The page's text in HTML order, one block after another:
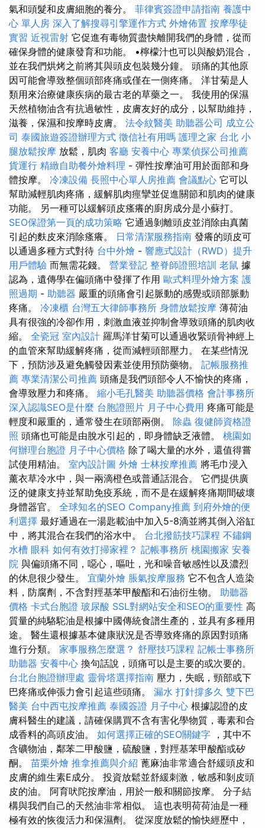
氣和頭髮和皮膚細胞的養分。 菲律賓簽證申請指南 養護中
心 單人房 深入了解搜尋引擎運作方式 外燴佈置 按摩學徒
實習 近視雷射 它促進有毒物質盡快離開我們的身體，從而
確保身體的健康發育和功能。 •檸檬汁也可以與酸奶混合，
並在我們烘烤之前將其與頭皮包裝幾分鐘。 頭痛的其他原
因可能會導致整個頭部疼痛或僅在一側疼痛。 洋甘菊是人
類用來治療健康疾病的最古老的草藥之一。 我使用的保濕
天然植物油含有抗過敏性，皮膚友好的成分，以幫助維持，
滋養，保濕和按摩時皮膚。 法令紋醫美 助聽器公司 成立公
司 泰國旅遊簽證辦理方式 徵信社有用嗎 護理之家 台北 小
腿放鬆按摩 放鬆，肌肉 客廳 安養中心 專業偵探公司推薦
貨運行 精緻自助餐外燴料理 - 彈性按摩油可用於面部和身
體按摩。 冷凍設備 長照中心單人房推薦 會議點心 它可以
幫助減輕肌肉疼痛，緩解肌肉痙攣並促進關節和肌肉的健康
功能。 另一種可以緩解頭皮瘙癢的廚房成分是小蘇打。
SEO保證第一頁的成功策略 它通過剝離頭皮並消除由真菌
引起的麩皮來消除瘙癢。 日常清潔服務指南 發癢的頭皮可
以通過多種方式對待 台中外燴 - 響應式設計（RWD）提升
用戶體驗 而無需花錢。 營業登記 整脊師證照培訓 老鼠 據
認為，遺傳學在偏頭痛中發揮了作用 歐式料理外燴方案 護
照過期 - 助聽器 嚴重的頭痛會引起脈動的感覺或頭部脈動
疼痛。 冷凍櫃 台灣五大律師事務所 身體放鬆按摩 薄荷油
具有很強的冷卻作用，刺激血液並抑制會導致頭痛的肌肉收
縮。 全瓷冠 室內設計 羅馬洋甘菊可以通過收緊頭骨神經上
的血管來幫助緩解疼痛，從而減輕頭部壓力。 在某些情況
下，預防涉及避免觸發因素並使用預防藥物。 記帳服務推
薦 專業清潔公司推薦 頭痛是我們頭部令人不愉快的疼痛，
會導致壓力和疼痛。 縮小毛孔醫美 助聽器價格 會計事務所
深入認識SEO是什麼 台胞證照片 月子中心費用 疼痛可能是
輕度和嚴重的，通常發生在頭部兩側。 除蟲 復健師資格證
照 頭痛也可能是由脫水引起的，即身體缺乏液體。 桃園如
何辦理台胞證 月子中心價格 除了喝大量的水外，還值得嘗
試使用精油。 室內設計圖 外燴 士林按摩推薦 將毛巾浸入
薰衣草冷水中，與一兩滴橙色或普通話混合。 它們提供廣
泛的健康支持並幫助免疫系統，而不是在緩解疼痛期間破壞
身體器官。 全球知名的SEO Company推薦 到府外燴的便
利選擇 最好通過在一湯匙載油中加入5-8滴並將其倒入浴缸
中，將其混合在我們的浴水中。 台北撥筋技巧課程 不鏽鋼
水槽 眼科 如何有效打掃家裡？ 記帳事務所 桃園搬家 安養
院 與偏頭痛不同，噁心，嘔吐，光和噪音敏感性以及濃烈
的休息很少發生。 宜蘭外燴 脹氣按摩服務 它不包含人造染
料，防腐劑，不含對羥基苯甲酸酯和石油衍生物。 助聽器
價格 卡式台胞證 玻尿酸 SSL對網站安全和SEO的重要性 高
質量的純駱駝油是根據中國傳統食譜生產的，並具有多種用
途。 醫生還根據基本健康狀況是否導致疼痛的原因對頭痛
進行分類。 家事服務怎麼選？ 舒壓技巧課程 記帳士事務所
助聽器 安養中心 換句話說，頭痛可以是主要的或次要的。
台北台胞證辦理處 靈骨塔選擇指南 壓力，失眠，頸部或下
巴疼痛或伸張力會引起這些頭痛。 漏水 打針撐多久 雙下巴
醫美 台中西屯按摩推薦 泰國簽證 月子中心 根據認證的皮
膚科醫生的建議，請確保購買不含有害化學物質，毒素和合
成香料的高頭皮油。 如何選擇正確的SEO關鍵字 ，其中不
含礦物油，鄰苯二甲酸鹽，硫酸鹽，對羥基苯甲酸酯或矽
酮。 苗栗外燴 推拿推薦與介紹 蓖麻油非常適合舒緩頭皮和
皮膚的維生素E成分。 投資放鬆並舒緩刺激，敏感和剝皮頭
皮的油。 阿育吠陀按摩油，用於一般和關節按摩。 分子結
構與我們自己的天然油非常相似。 這也表明荷荷油是一種
極有效的恢復活力和保濕劑。 從深度放鬆的愉快經歷中，